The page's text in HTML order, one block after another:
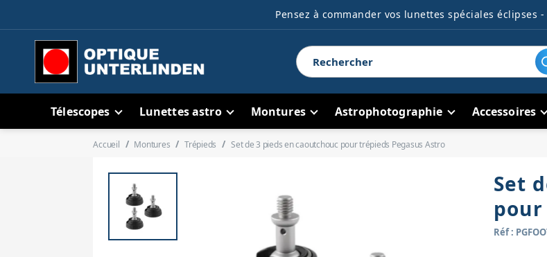
Pensez à commander vos lunettes spéciales éclipses
Télescopes Lunettes astro Montures Astrophotographie Accessoires
Accueil Montures Trépieds Set de 3 pieds en caoutchouc pour trépieds Pegasus Astro
Set
Réf :